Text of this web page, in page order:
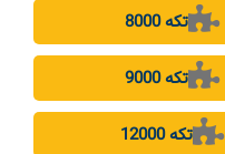
8000 تکه
9000 تکه
12000 تکه